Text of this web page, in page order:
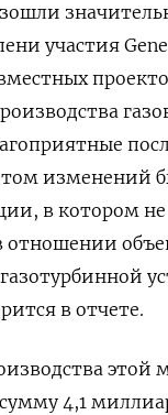
участия
изменений
в котором
отношении
в отчете.
4,1